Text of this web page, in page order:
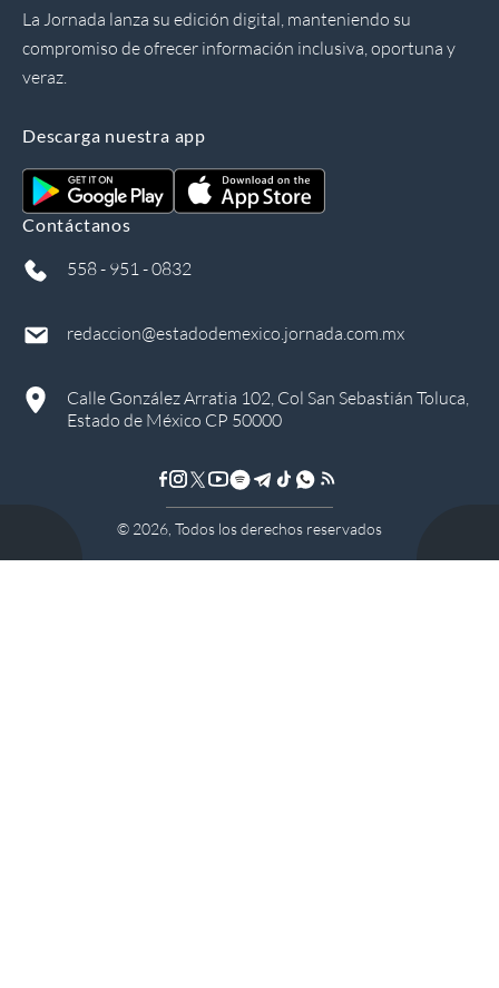
La Jornada lanza su edición digital, manteniendo su
compromiso de ofrecer información inclusiva, oportuna y
veraz.
Descarga nuestra app
Contáctanos
558 - 951 - 0832
redaccion@estadodemexico.jornada.com.mx
Calle González Arratia 102, Col San Sebastián Toluca,
Estado de México CP 50000
© 2026 , Todos los derechos reservados